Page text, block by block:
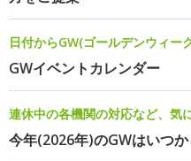
日付からGW(ゴールデンウィー
GWイベントカレンダー
連休中の各機関の対応など、気
今年(2026年)のGWはいつ